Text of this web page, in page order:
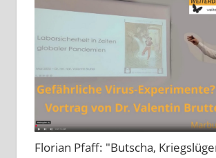
Florian Pfaff: "Butscha,